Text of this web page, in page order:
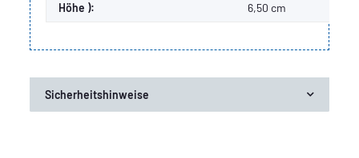
Höhe ):
6,50 cm
Sicherheitshinweise